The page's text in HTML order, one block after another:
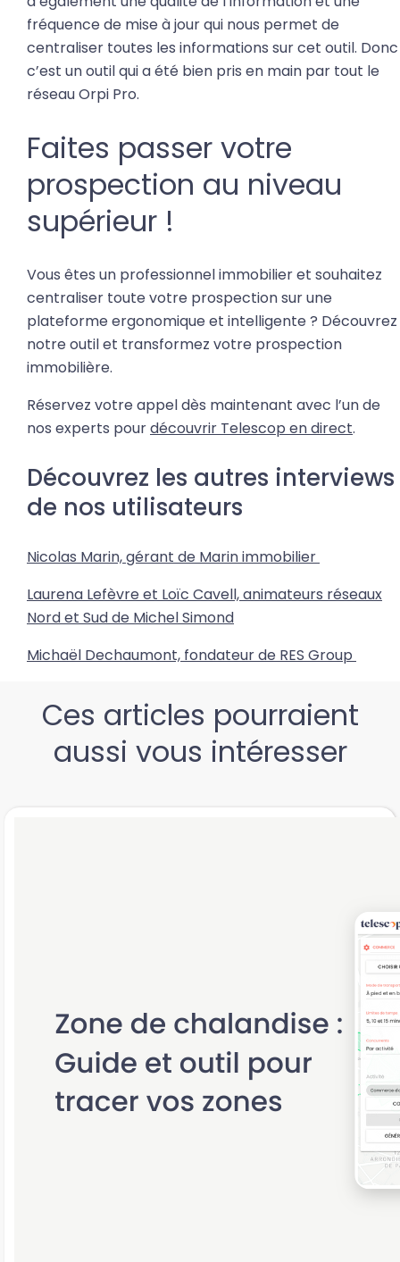
fréquence de mise à jour qui nous permet de
centraliser toutes les informations sur cet outil. Donc
c’est un outil qui a été bien pris en main par tout le
réseau Orpi Pro.
Faites passer votre
prospection au niveau
supérieur !
Vous êtes un professionnel immobilier et souhaitez
centraliser toute votre prospection sur une
plateforme ergonomique et intelligente ? Découvrez
notre outil et transformez votre prospection
immobilière.
Réservez votre appel dès maintenant avec l’un de
nos experts pourdécouvrir Telescop en direct.
Découvrez les autres interviews
de nos utilisateurs
Nicolas Marin, gérant de Marin immobilier
Laurena Lefèvre et Loïc Cavell, animateurs réseaux
Nord et Sud de Michel Simond
Michaël Dechaumont, fondateur de RES Group
Ces articles pourraient
aussi vous intéresser